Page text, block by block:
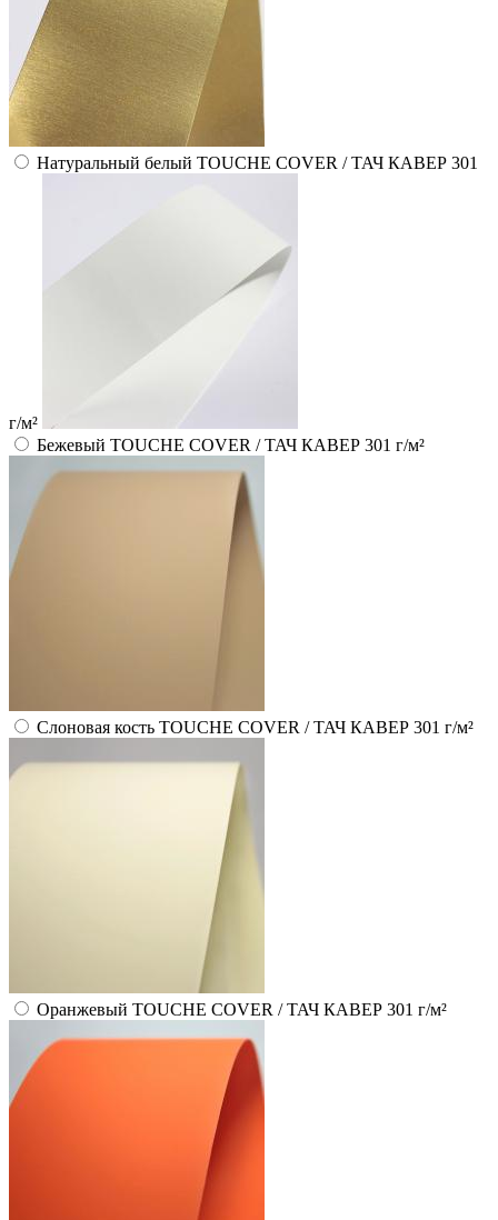
Натуральный белый TOUCHE COVER / ТАЧ КАВЕР 301
г/м²
Бежевый TOUCHE COVER / ТАЧ КАВЕР 301 г/м²
Слоновая кость TOUCHE COVER / ТАЧ КАВЕР 301 г/м²
Оранжевый TOUCHE COVER / ТАЧ КАВЕР 301 г/м²